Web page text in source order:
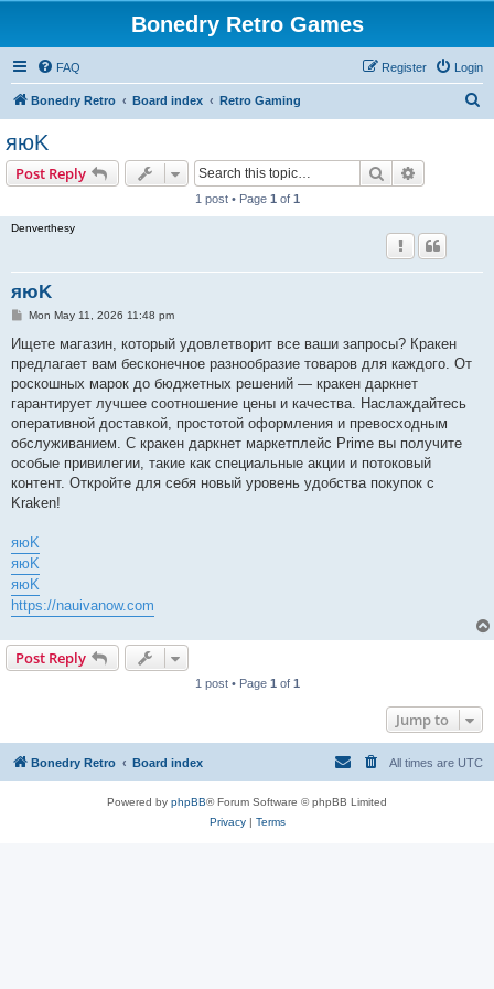
Bonedry Retro Games
FAQ Login
Register
Bonedry Retro Board index Retro Gaming
яюK
Post Reply Search
1 post • Page 1 of 1
Denverthesy
яюK
P
s
Mon May 11, 2026 11:48 pm
Ищете магазин, который удовлетворит все ваши запросы? Кракен
предлагает вам бесконечное разнообразие товаров для каждого. От
роскошных марок до бюджетных решений — кракен даркнет
гарантирует лучшее соотношение цены и качества. Наслаждайтесь
оперативной доставкой, простотой оформления и превосходным
обслуживанием. С кракен даркнет маркетплейс Prime вы получите
особые привилегии, такие как специальные акции и потоковый
контент. Откройте для себя новый уровень удобства покупок с
Kraken!
яюK
яюK
яюK
https://nauivanow.com
Post Reply
1 post • Page 1 of 1
Jump to
Bonedry Retro Board index All times are UTC
Powered by phpBB® Forum Software © phpBB Limited
Privacy| Terms